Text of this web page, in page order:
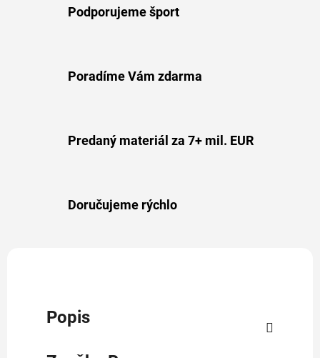
Podporujeme šport
Poradíme Vám zdarma
Predaný materiál za 7+ mil. EUR
Doručujeme rýchlo
Popis